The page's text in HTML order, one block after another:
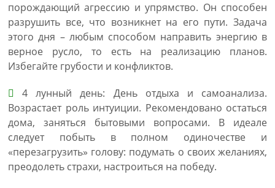
порождающий агрессию и упрямство. Он способен
разрушить все, что возникнет на его пути. Задача
этого дня – любым способом направить энергию в
верное русло, то есть на реализацию планов.
Избегайте грубости и конфликтов.
4 лунный день: День отдыха и самоанализа.
Возрастает роль интуиции. Рекомендовано остаться
дома, заняться бытовыми вопросами. В идеале
следует побыть в полном одиночестве и
«перезагрузить» голову: подумать о своих желаниях,
преодолеть страхи, настроиться на победу.